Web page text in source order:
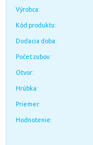
Výrobca:
Kód produktu:
Dodacia doba:
Počet zubov:
Otvor:
Hrúbka:
Priemer:
Hodnotenie: